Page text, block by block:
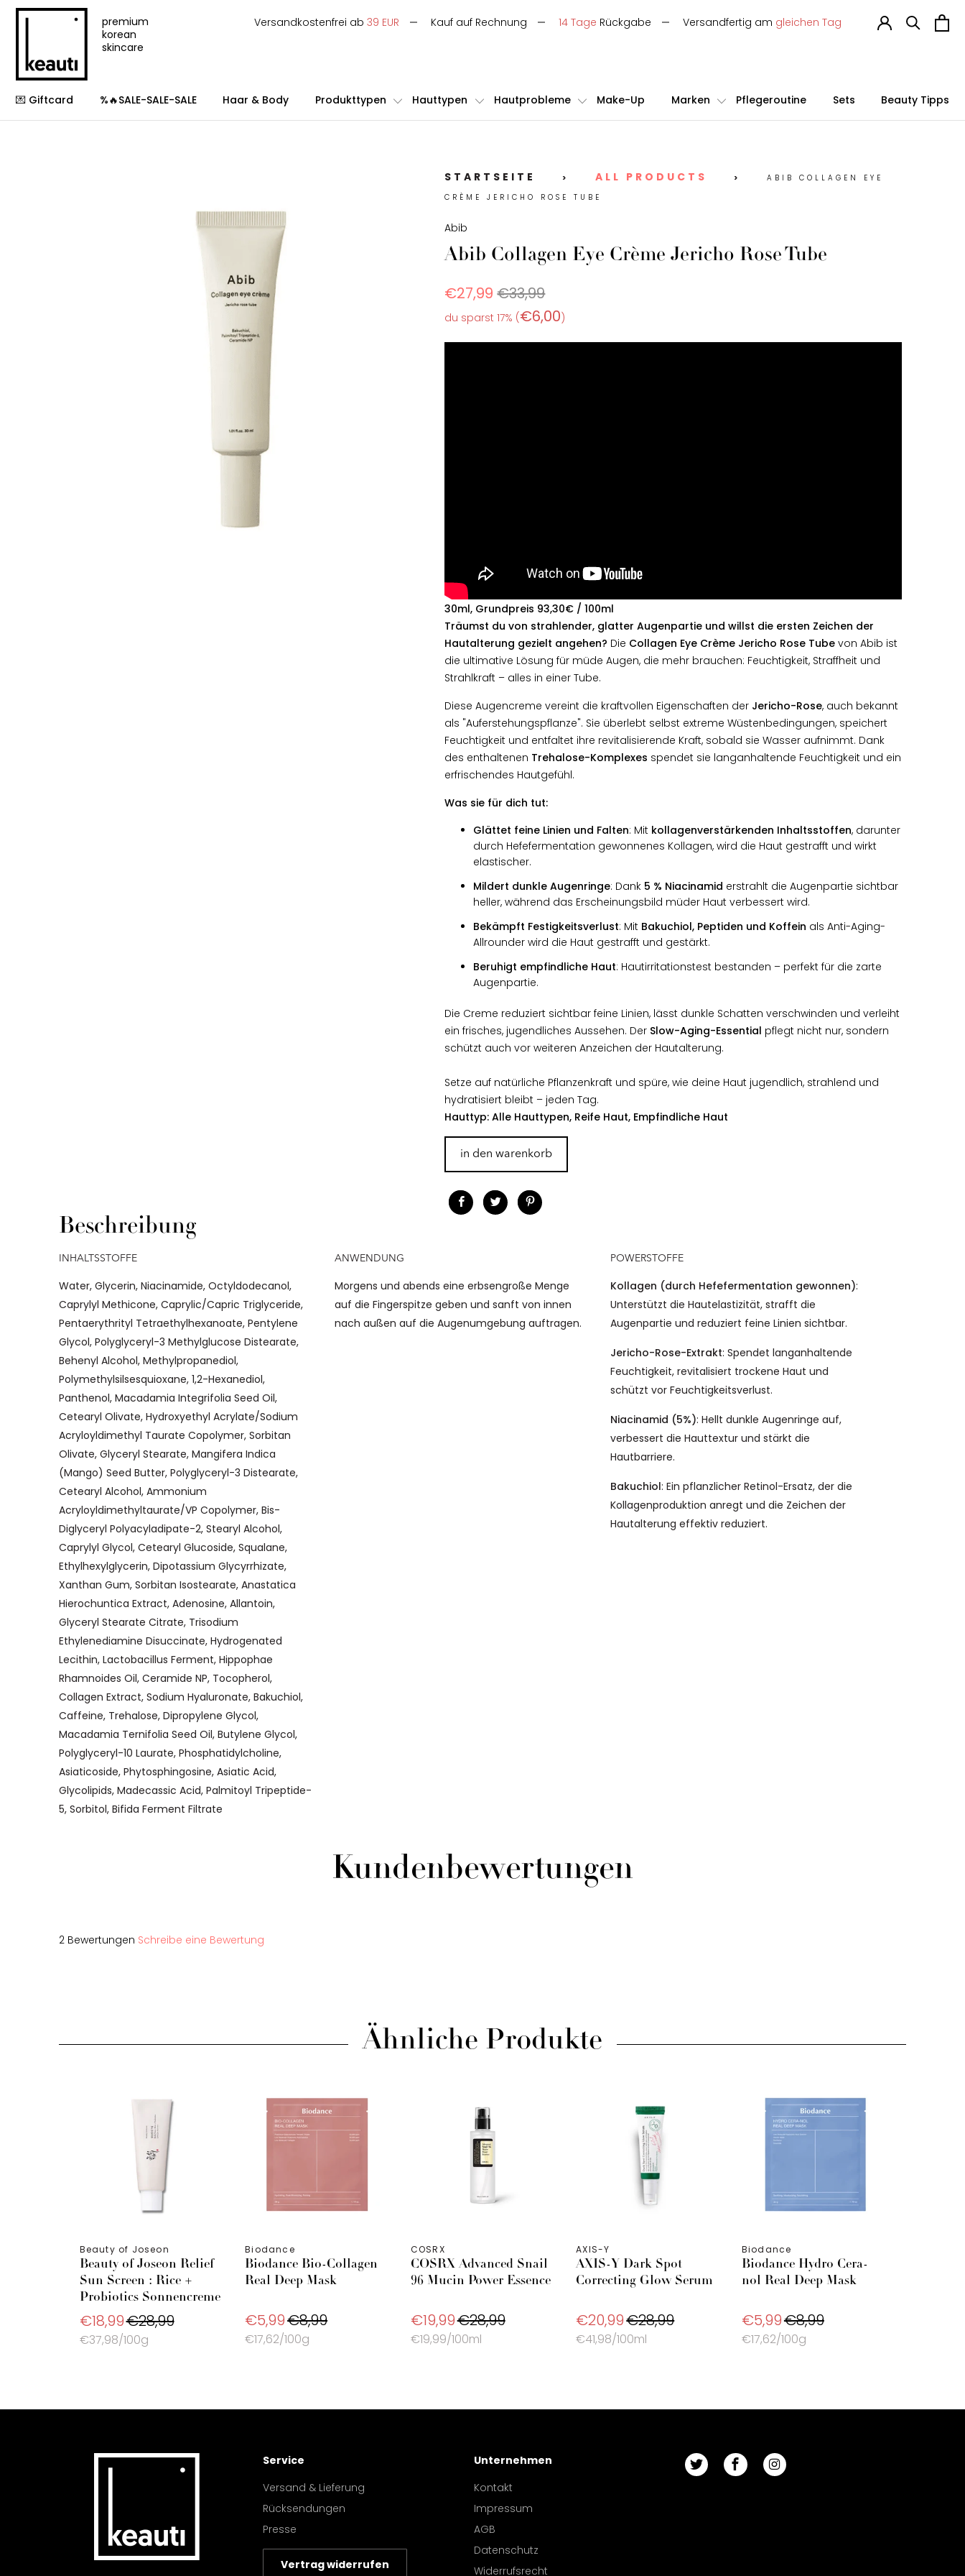
premium
korean
skincare
Versandkostenfrei ab 39 EUR Kauf auf Rechnung 14 Tage Rückgabe Versandfertig am gleichen Tag
💌 Giftcard %🔥SALE-SALE-SALE Haar & Body Produkttypen Hauttypen Hautprobleme Make-Up Marken Pflegeroutine Sets Beauty Tipps
STARTSEITE > ALL PRODUCTS >
ABIB COLLAGEN EYE
CRÈME JERICHO ROSE TUBE
Abib
Abib Collagen Eye Crème Jericho Rose Tube
€27,99 €33,99
du sparst 17% (€6,00)
30ml, Grundpreis 93,30€ / 100ml
Träumst du von strahlender, glatter Augenpartie und willst die ersten Zeichen der
Hautalterung gezielt angehen? Die Collagen Eye Crème Jericho Rose Tube von Abib ist
die ultimative Lösung für müde Augen, die mehr brauchen: Feuchtigkeit, Straffheit und
Strahlkraft – alles in einer Tube.
Diese Augencreme vereint die kraftvollen Eigenschaften der Jericho-Rose, auch bekannt
als "Auferstehungspflanze". Sie überlebt selbst extreme Wüstenbedingungen, speichert
Feuchtigkeit und entfaltet ihre revitalisierende Kraft, sobald sie Wasser aufnimmt. Dank
des enthaltenen Trehalose-Komplexes spendet sie langanhaltende Feuchtigkeit und ein
erfrischendes Hautgefühl.
Was sie für dich tut:
Glättet feine Linien und Falten: Mit kollagenverstärkenden Inhaltsstoffen, darunter
durch Hefefermentation gewonnenes Kollagen, wird die Haut gestrafft und wirkt
elastischer.
Mildert dunkle Augenringe: Dank 5 % Niacinamid erstrahlt die Augenpartie sichtbar
heller, während das Erscheinungsbild müder Haut verbessert wird.
Bekämpft Festigkeitsverlust: Mit Bakuchiol, Peptiden und Koffein als Anti-Aging-
Allrounder wird die Haut gestrafft und gestärkt.
Beruhigt empfindliche Haut: Hautirritationstest bestanden – perfekt für die zarte
Augenpartie.
Die Creme reduziert sichtbar feine Linien, lässt dunkle Schatten verschwinden und verleiht
ein frisches, jugendliches Aussehen. Der Slow-Aging-Essential pflegt nicht nur, sondern
schützt auch vor weiteren Anzeichen der Hautalterung.
Setze auf natürliche Pflanzenkraft und spüre, wie deine Haut jugendlich, strahlend und
hydratisiert bleibt – jeden Tag.
Hauttyp: Alle Hauttypen, Reife Haut, Empfindliche Haut
in den warenkorb
Beschreibung
INHALTSSTOFFE
Water, Glycerin, Niacinamide, Octyldodecanol,
Caprylyl Methicone, Caprylic/Capric Triglyceride,
Pentaerythrityl Tetraethylhexanoate, Pentylene
Glycol, Polyglyceryl-3 Methylglucose Distearate,
Behenyl Alcohol, Methylpropanediol,
Polymethylsilsesquioxane, 1,2-Hexanediol,
Panthenol, Macadamia Integrifolia Seed Oil,
Cetearyl Olivate, Hydroxyethyl Acrylate/Sodium
Acryloyldimethyl Taurate Copolymer, Sorbitan
Olivate, Glyceryl Stearate, Mangifera Indica
(Mango) Seed Butter, Polyglyceryl-3 Distearate,
Cetearyl Alcohol, Ammonium
Acryloyldimethyltaurate/VP Copolymer, Bis-
Diglyceryl Polyacyladipate-2, Stearyl Alcohol,
Caprylyl Glycol, Cetearyl Glucoside, Squalane,
Ethylhexylglycerin, Dipotassium Glycyrrhizate,
Xanthan Gum, Sorbitan Isostearate, Anastatica
Hierochuntica Extract, Adenosine, Allantoin,
Glyceryl Stearate Citrate, Trisodium
Ethylenediamine Disuccinate, Hydrogenated
Lecithin, Lactobacillus Ferment, Hippophae
Rhamnoides Oil, Ceramide NP, Tocopherol,
Collagen Extract, Sodium Hyaluronate, Bakuchiol,
Caffeine, Trehalose, Dipropylene Glycol,
Macadamia Ternifolia Seed Oil, Butylene Glycol,
Polyglyceryl-10 Laurate, Phosphatidylcholine,
Asiaticoside, Phytosphingosine, Asiatic Acid,
Glycolipids, Madecassic Acid, Palmitoyl Tripeptide-
5, Sorbitol, Bifida Ferment Filtrate
ANWENDUNG
Morgens und abends eine erbsengroße Menge
auf die Fingerspitze geben und sanft von innen
nach außen auf die Augenumgebung auftragen.
POWERSTOFFE
Kollagen (durch Hefefermentation gewonnen):
Unterstützt die Hautelastizität, strafft die
Augenpartie und reduziert feine Linien sichtbar.
Jericho-Rose-Extrakt: Spendet langanhaltende
Feuchtigkeit, revitalisiert trockene Haut und
schützt vor Feuchtigkeitsverlust.
Niacinamid (5%): Hellt dunkle Augenringe auf,
verbessert die Hauttextur und stärkt die
Hautbarriere.
Bakuchiol: Ein pflanzlicher Retinol-Ersatz, der die
Kollagenproduktion anregt und die Zeichen der
Hautalterung effektiv reduziert.
Kundenbewertungen
2 Bewertungen Schreibe eine Bewertung
Ähnliche Produkte
Beauty of Joseon
Beauty of Joseon Relief
Sun Screen : Rice +
Probiotics Sonnencreme
€18,99€28,99
€37,98/100g
Biodance
Biodance Bio-Collagen
Real Deep Mask
€5,99€8,99
€17,62/100g
COSRX
COSRX Advanced Snail
96 Mucin Power Essence
€19,99€28,99
€19,99/100ml
AXIS-Y
AXIS-Y Dark Spot
Correcting Glow Serum
€20,99€28,99
€41,98/100ml
Biodance
Biodance Hydro Cera-
nol Real Deep Mask
€5,99€8,99
€17,62/100g
Service
Versand & Lieferung
Rücksendungen
Presse
Vertrag widerrufen
Unternehmen
Kontakt
Impressum
AGB
Datenschutz
Widerrufsrecht